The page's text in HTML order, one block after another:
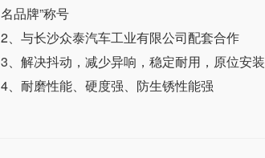
名品牌”称号
2、与长沙众泰汽车工业有限公司配套合作
3、解决抖动，减少异响，稳定耐用，原位安装
4、耐磨性能、硬度强、防生锈性能强